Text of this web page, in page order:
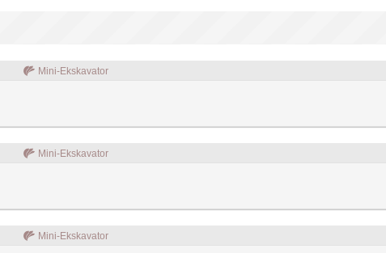
Mini-Ekskavator
Mini-Ekskavator
Mini-Ekskavator